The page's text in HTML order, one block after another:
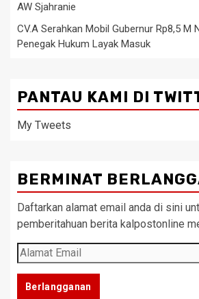
AW Sjahranie
CV.A Serahkan Mobil Gubernur Rp8,5 M
Penegak Hukum Layak Masuk
PANTAU KAMI DI
My Tweets
BERMINAT
Daftarkan alamat email anda di sini
pemberitahuan berita kalpostonline
Alamat
Email
Berlangganan